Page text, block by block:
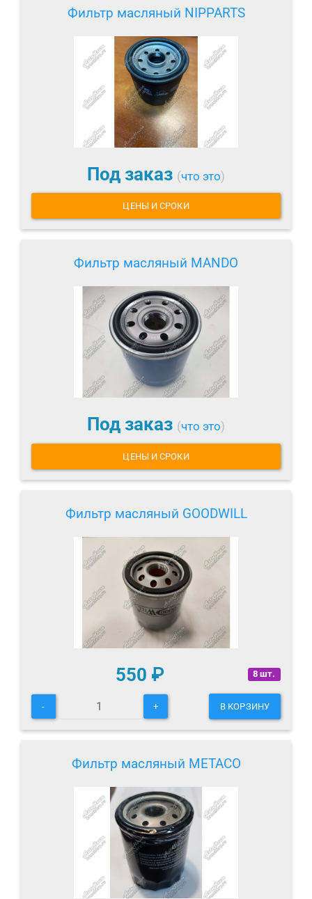
Фильтр масляный NIPPARTS
Под заказ (что это)
ЦЕНЫ И СРОКИ
Фильтр масляный MANDO
Под заказ (что это)
ЦЕНЫ И СРОКИ
Фильтр масляный GOODWILL
8 шт.
550 ₽
- + В КОРЗИНУ
Фильтр масляный METACO